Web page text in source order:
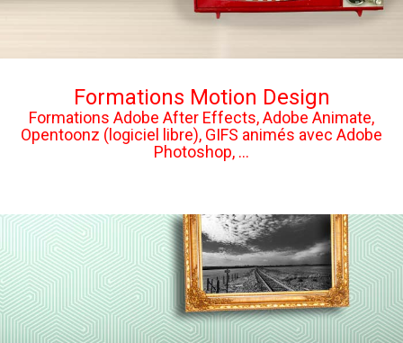
Formations Motion Design
Formations Adobe After Effects, Adobe Animate,
Opentoonz (logiciel libre), GIFS animés avec Adobe
Photoshop, ...